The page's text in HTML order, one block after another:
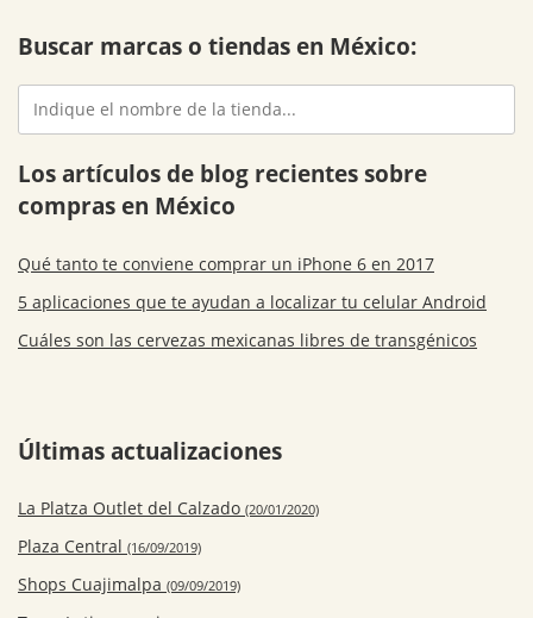
Buscar marcas o tiendas en México:
Los artículos de blog recientes sobre
compras en México
Qué tanto te conviene comprar un iPhone 6 en 2017
5 aplicaciones que te ayudan a localizar tu celular Android
Cuáles son las cervezas mexicanas libres de transgénicos
Últimas actualizaciones
La Platza Outlet del Calzado (20/01/2020)
Plaza Central (16/09/2019)
Shops Cuajimalpa (09/09/2019)